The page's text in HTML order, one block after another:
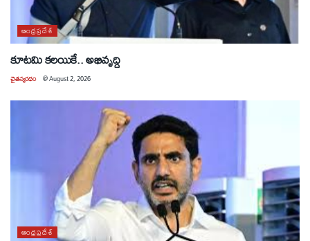
ఆంధ్రప్రదేశ్
కూటమి కలయికే.. అభివృద్ధి
చైతన్యరధం @August 2, 2026
ఆంధ్రప్రదేశ్